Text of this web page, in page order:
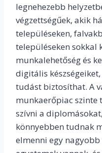
legnehezebb
végzettségűek, akik
településeken,
településeken sokkal
munkalehetőség és
digitális
tudást biztosíthat. A
munkaerőpiac szinte
szívni a
könnyebben tudnak
elmenni egy